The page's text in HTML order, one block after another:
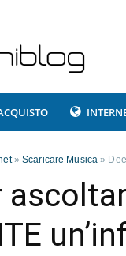
»Scaricare Musica »